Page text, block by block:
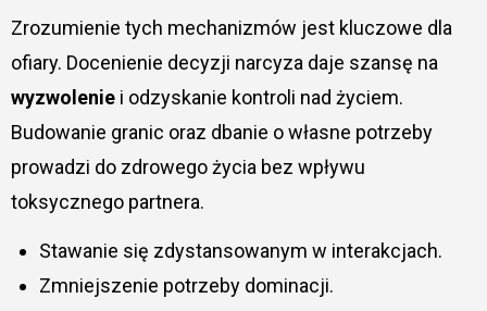
Zrozumienie tych mechanizmów jest kluczowe dla
ofiary. Docenienie decyzji narcyza daje szansę na
wyzwoleniei odzyskanie kontroli nad życiem.
Budowanie granic oraz dbanie o własne potrzeby
prowadzi do zdrowego życia bez wpływu
toksycznego partnera.
Stawanie się zdystansowanym w interakcjach.
Zmniejszenie potrzeby dominacji.